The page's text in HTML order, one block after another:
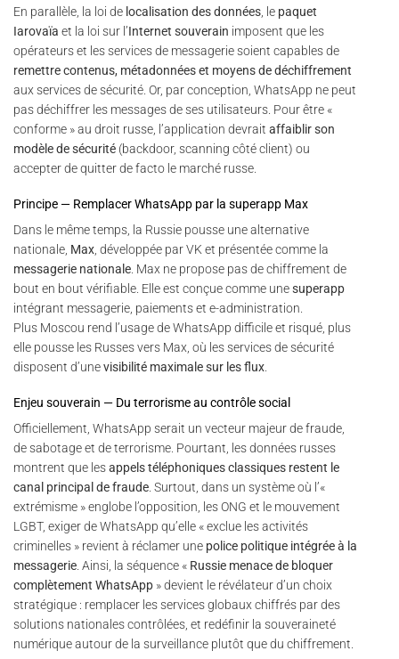
En parallèle, la loi de localisation des données , le paquet
Iarovaïa et la loi sur l’Internet souverain imposent que les
opérateurs et les services de messagerie soient capables de
remettre contenus, métadonnées et moyens de déchiffrement
aux services de sécurité. Or, par conception, WhatsApp ne peut
pas déchiffrer les messages de ses utilisateurs. Pour être «
conforme » au droit russe, l’application devrait affaiblir son
modèle de sécurité (backdoor, scanning côté client) ou
accepter de quitter de facto le marché russe.
Principe — Remplacer WhatsApp par la superapp Max
Dans le même temps, la Russie pousse une alternative
nationale, Max , développée par VK et présentée comme la
messagerie nationale . Max ne propose pas de chiffrement de
bout en bout vérifiable. Elle est conçue comme unesuperapp
intégrant messagerie, paiements et e-administration.
Plus Moscou rend l’usage de WhatsApp difficile et risqué, plus
elle pousse les Russes vers Max, où les services de sécurité
disposent d’unevisibilité maximale sur les flux
Enjeu souverain — Du terrorisme au contrôle social
Officiellement, WhatsApp serait un vecteur majeur de fraude,
de sabotage et de terrorisme. Pourtant, les données russes
montrent que lesappels téléphoniques classiques restent le
canal principal de fraude. Surtout, dans un système où l’«
extrémisme » englobe l’opposition, les ONG et le mouvement
LGBT, exiger de WhatsApp qu’elle « exclue les activités
criminelles » revient à réclamer une police politique intégrée à la
messagerie. Ainsi, la séquence « Russie menace de bloquer
complètement WhatsApp » devient le révélateur d’un choix
stratégique : remplacer les services globaux chiffrés par des
solutions nationales contrôlées, et redéfinir la souveraineté
numérique autour de la surveillance plutôt que du chiffrement.